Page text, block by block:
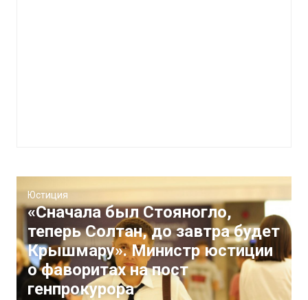
Юстиция
«Сначала был Стояногло,
теперь Солтан, до завтра будет
Крышмару». Министр юстиции
о фаворитах на пост
генпрокурора